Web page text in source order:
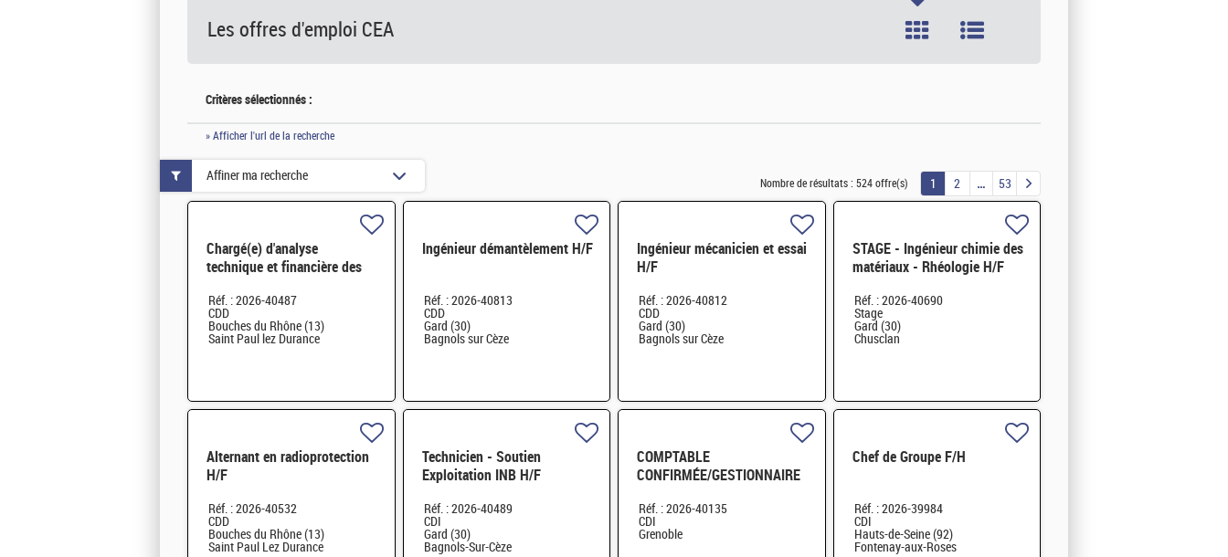
Les offres d'emploi CEA
Critères sélectionnés :
» Afficher l'url de la recherche
Nombre de résultats : 524 offre(s) 1 2 53
Chargé(e) d'analyse
technique et financière des
électromécanique H/F
Réf. : 2026-40487
CDD
Bouches du Rhône (13)
Saint Paul lez Durance
Ingénieur démantèlement H/F
Réf. : 2026-40813
CDD
Gard (30)
Bagnols sur Cèze
Ingénieur mécanicien et essai
H/F
Réf. : 2026-40812
CDD
Gard (30)
Bagnols sur Cèze
STAGE - Ingénieur chimie des
matériaux - Rhéologie H/F
Réf. : 2026-40690
Stage
Gard (30)
Chusclan
Alternant en radioprotection
H/F
Réf. : 2026-40532
CDD
Bouches du Rhône (13)
Saint Paul Lez Durance
Technicien - Soutien
Exploitation INB H/F
Réf. : 2026-40489
CDI
Gard (30)
Bagnols-Sur-Cèze
COMPTABLE
CONFIRMÉE/GESTIONNAIRE
Réf. : 2026-40135
CDI
Grenoble
Chef de Groupe F/H
Réf. : 2026-39984
CDI
Hauts-de-Seine (92)
Fontenay-aux-Roses
Affiner ma recherche